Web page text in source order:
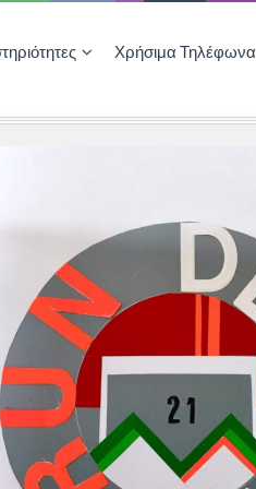
Χρήσιμα Τηλέφωνα